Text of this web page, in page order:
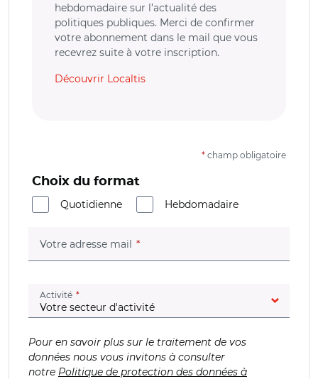
hebdomadaire sur l’actualité des
politiques publiques. Merci de confirmer
votre abonnement dans le mail que vous
recevrez suite à votre inscription.
Découvrir Localtis
* champ obligatoire
Choix du format
Quotidienne
Hebdomadaire
Votre adresse mail (champ obligatoire)
Activité (champ obligatoire)
Pour en savoir plus sur le traitement de vos
données nous vous invitons à consulter
notre Politique de protection des données à